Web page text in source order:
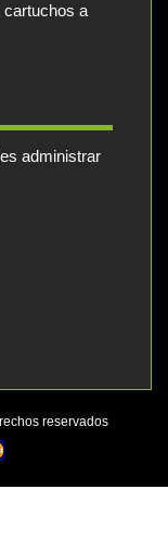
cartuchos a
administrar
reservados